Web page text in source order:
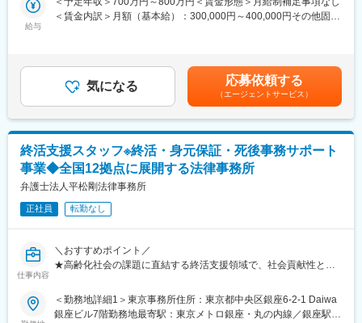
状況に応じ、住宅手当、借上げ社宅・月１回の帰省手当がござい
ます。
■当社の特徴：
同社は、廃棄物管理分野を中心に地域環境・地球環境を考え、よ
り良い環境を次世代に繋ぐことを基本理念として、市民、自治
ごみをいかに減らしていくか、効率的に分別するにはどうしたら
よいかという問題。家庭や事業所から発生したごみをどのように
処理またはリサイクルしていくか、最終処分はどうするのかとい
を及ぼしており、人体や環境に有害な残留性有機化物質対策は、
より良い地球環境を未来に繋いでいくためにも着実に取り組んで
諸問題に至るまで、これまで培ってきた多彩な経験に基づいた技
術力により、問題解決の支援をしていきたいと考えています。市
等に携わる方々の視点や立場を理解し、共に悩み、考えることが
当社の強みです。
給与
＜賃金内訳＞月額（基本給）：300,000円～400,000円その他固定
選考を通じて上下する可能性があります。月給(月額)は固定手当を
含めた表記です。
気になる 応募依頼する
（エージェントサービス）
終活支援スタッフ※終活・身元保証・死後事務サポート
事業◆全国12拠点に展開する法律事務所
弁護士法人平松剛法律事務所
正社員 転勤なし
仕事内容
＼おすすめポイント／
★高齢化社会の課題に直結する終活支援領域で、社会貢献性とや
★実務サポートだけでなく広報や提携開拓も担い、事業づくりの
中核として幅広い経験が積めます。
＜勤務地詳細1＞東京事務所住所：東京都中央区銀座6-2-1 Daiwa
銀座ビル7階勤務地最寄駅：東京メトロ銀座・丸の内線／銀座駅受